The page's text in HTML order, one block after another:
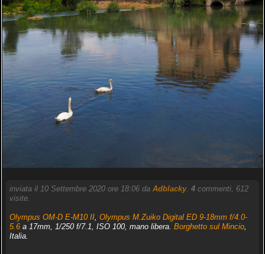
inviata il 10 Settembre 2020 ore 18:06 da Adblacky. 4commenti, 612
visite.
Olympus OM-D E-M10 II, Olympus M.Zuiko Digital ED 9-18mm f/4.0-
5.6a 17mm, 1/250 f/7.1, ISO 100, mano libera. Borghetto sul Mincio,
Italia.